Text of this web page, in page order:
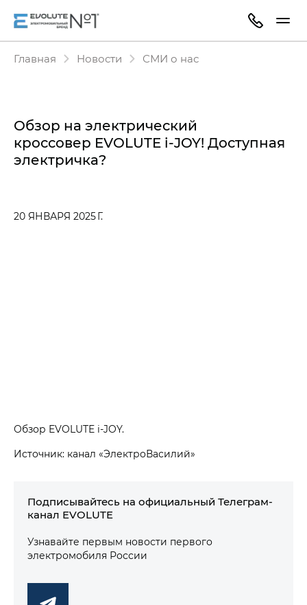
Главная Новости СМИ о нас
Обзор на электрический
кроссовер EVOLUTE i‑JOY! Доступная
электричка?
20 ЯНВАРЯ 2025 Г.
Обзор EVOLUTE i‑JOY.
Источник: канал «ЭлектроВасилий»
Подписывайтесь на официальный Телеграм-
канал EVOLUTE
Узнавайте первым новости первого
электромобиля России